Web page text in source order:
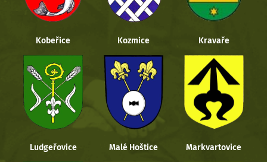
Kobeřice Kozmice Kravaře
Ludgeřovice Malé Hoštice Markvartovice